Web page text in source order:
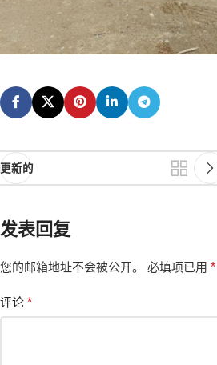
更新的
发表回复
您的邮箱地址不会被公开。 必填项已用 *
评论 *